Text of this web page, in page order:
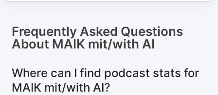
Frequently Asked Questions
About MAIK mit/with AI
Where can I find podcast stats for
MAIK mit/with AI?